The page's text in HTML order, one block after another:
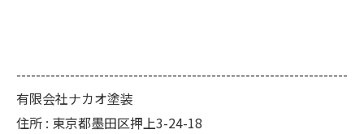
--------------------------------------------------------------------
有限会社ナカオ塗装
住所 : 東京都墨田区押上3-24-18